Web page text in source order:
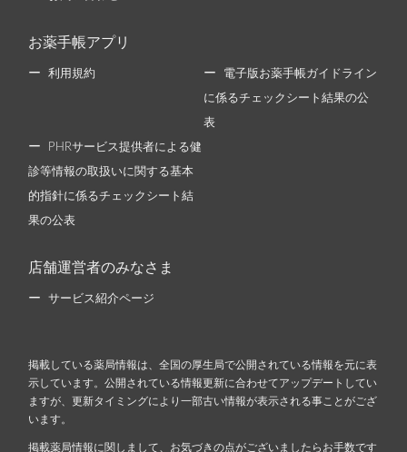
お薬手帳アプリ
利用規約 電子版お薬手帳ガイドライン
に係るチェックシート結果の公
表
PHRサービス提供者による健
診等情報の取扱いに関する基本
的指針に係るチェックシート結
果の公表
店舗運営者のみなさま
サービス紹介ページ
掲載している薬局情報は、全国の厚生局で公開されている情報を元に表
示しています。公開されている情報更新に合わせてアップデートしてい
ますが、更新タイミングにより一部古い情報が表示される事ことがござ
います。
掲載薬局情報に関しまして、お気づきの点がございましたらお手数です